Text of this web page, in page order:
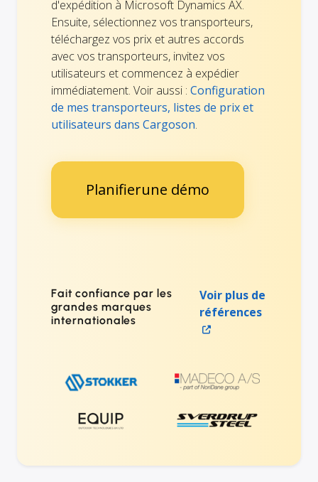
d'expédition à Microsoft Dynamics AX.
Ensuite, sélectionnez vos transporteurs,
téléchargez vos prix et autres accords
avec vos transporteurs, invitez vos
utilisateurs et commencez à expédier
immédiatement. Voir aussi : Configuration
de mes transporteurs, listes de prix et
utilisateurs dans Cargoson.
Planifierune démo
Fait confiance par les
grandes marques
internationales
Voir plus de
références